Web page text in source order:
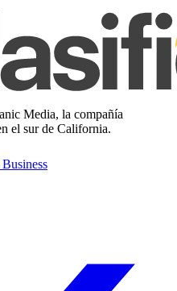
Media, la compañía
el sur de California.